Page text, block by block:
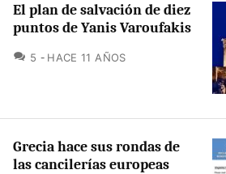
El plan de salvación de diez
puntos de Yanis Varoufakis
5 COMENTARIOS
HACE 11 AÑOS
Grecia hace sus rondas de
las cancilerías europeas